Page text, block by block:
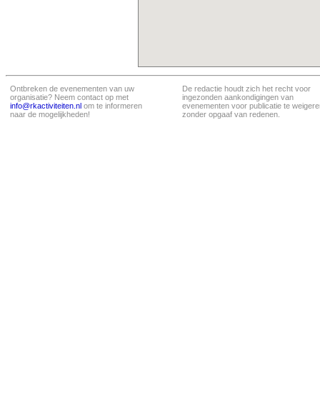
Ontbreken de evenementen van uw
organisatie? Neem contact op met
info@rkactiviteiten.nl om te informeren
naar de mogelijkheden!
De redactie houdt zich het recht voor
ingezonden aankondigingen van
evenementen voor publicatie te
zonder opgaaf van redenen.